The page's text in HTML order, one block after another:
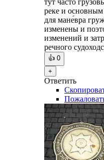
тут часто
реке и
для мане́вра
изменены и
изменений и
речного
👍 0
+
Ответить